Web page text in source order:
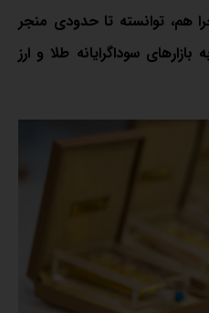
هم، توانسته تا حدودی منجر
سوداگرایانه طلا و ارز